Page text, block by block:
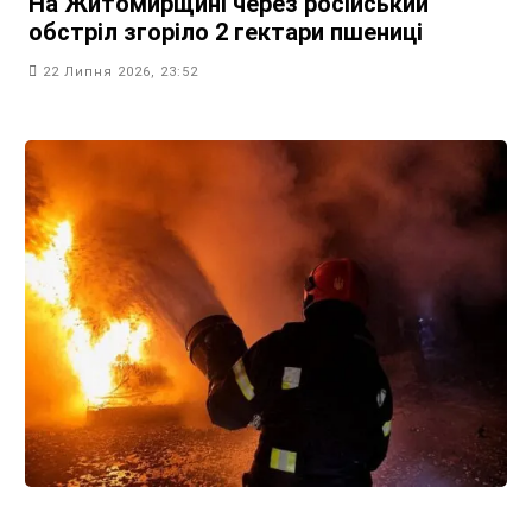
обстріл згоріло 2 гектари пшениці
22 Липня 2026, 23:52